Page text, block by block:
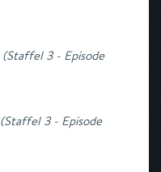
(Staffel 3 - Episode
(Staffel 3 - Episode